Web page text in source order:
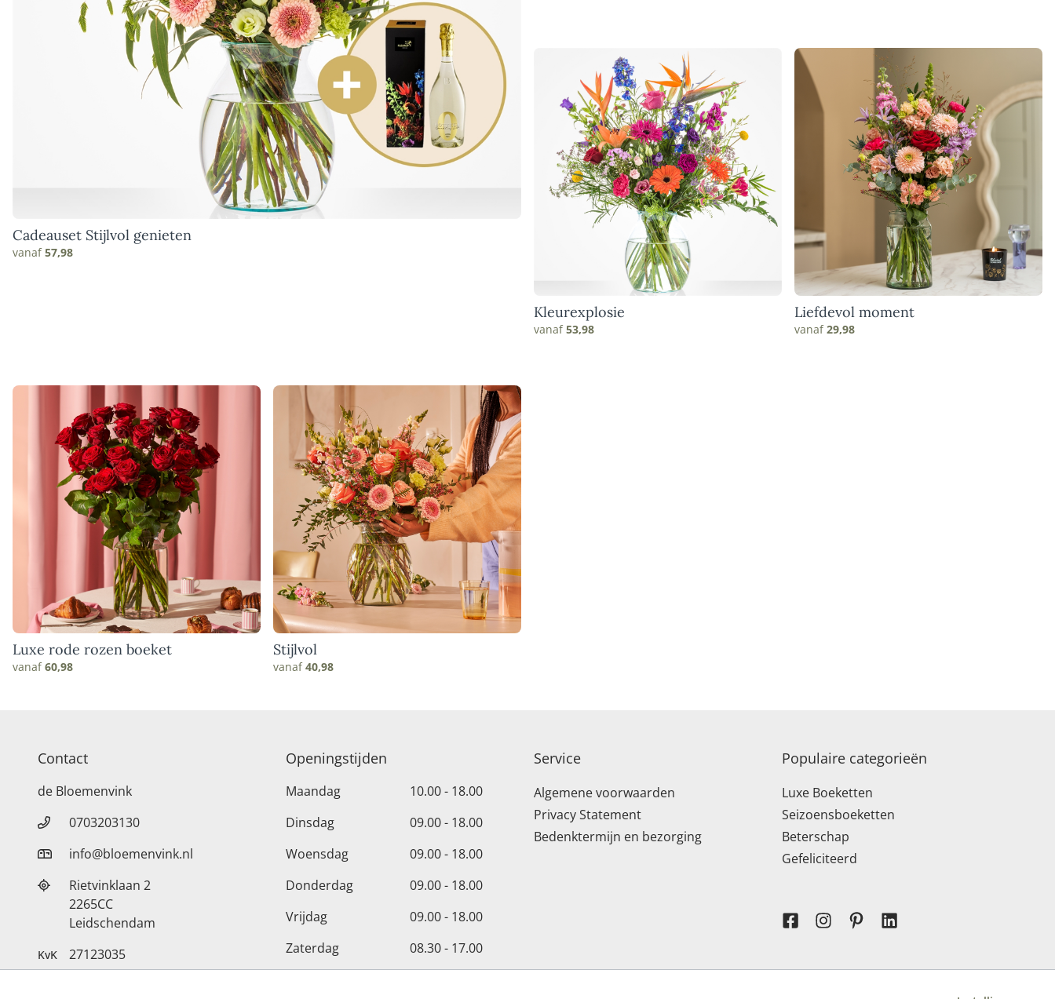
Cadeauset Stijlvol genieten
vanaf57,98
Kleurexplosie
vanaf53,98
Liefdevol moment
vanaf29,98
Luxe rode rozen boeket
vanaf60,98
Stijlvol
vanaf40,98
Contact
de Bloemenvink
0703203130
info@bloemenvink.nl
Rietvinklaan 2
2265CC
Leidschendam
KvK 27123035
Openingstijden
Maandag
10.00 - 18.00
Dinsdag
09.00 - 18.00
Woensdag
09.00 - 18.00
Donderdag
09.00 - 18.00
Vrijdag
09.00 - 18.00
Zaterdag
08.30 - 17.00
Service
Algemene voorwaarden
Privacy Statement
Bedenktermijn en bezorging
Populaire categorieën
Luxe Boeketten
Seizoensboeketten
Beterschap
Gefeliciteerd